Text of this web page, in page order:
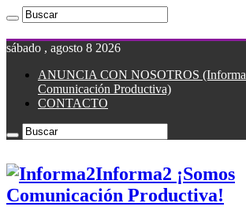
sábado , agosto 8 2026
ANUNCIA CON NOSOTROS
Comunicación Productiva)
CONTACTO
Informa2 ¡Somos
Comunicación Productiva!